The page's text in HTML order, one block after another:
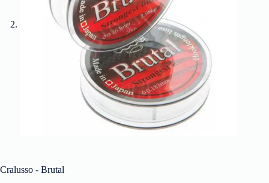
Cralusso - Brutal